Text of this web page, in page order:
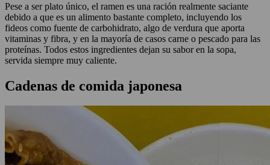
Pese a ser plato único, el ramen es una ración realmente saciante
debido a que es un alimento bastante completo, incluyendo los
fideos como fuente de carbohidrato, algo de verdura que aporta
vitaminas y fibra, y en la mayoría de casos carne o pescado para las
proteínas. Todos estos ingredientes dejan su sabor en la sopa,
servida siempre muy caliente.
Cadenas de comida japonesa